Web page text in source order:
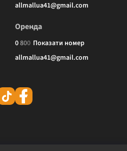
allmallua41@gmail.com
Оренда
0800 Показати номер
allmallua41@gmail.com